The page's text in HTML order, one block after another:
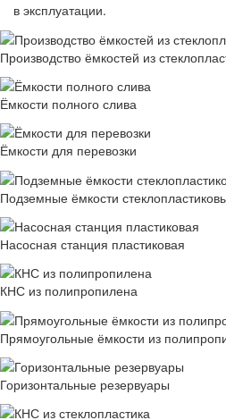
в эксплуатации.
Производство ёмкостей из
Ёмкости полного слива
Ёмкости для перевозки
Подземные ёмкости
Насосная станция пластиковая
КНС из полипропилена
Прямоугольные ёмкости из
Горизонтальные резервуары